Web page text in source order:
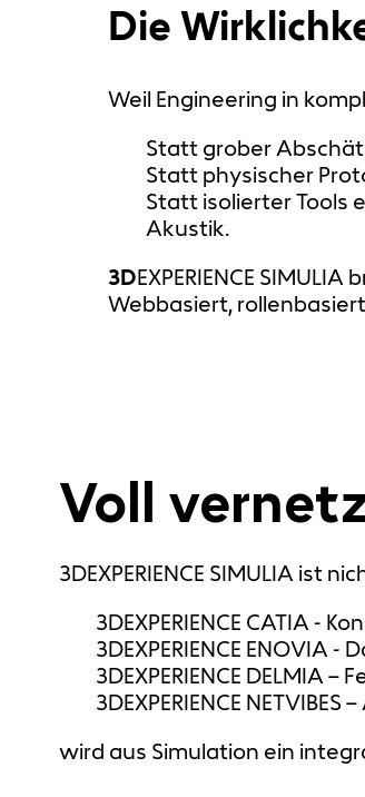
Die
Weil Engineering in
Statt grober
Statt physischer
Statt isolierter Tools
Akustik.
3DEXPERIENCE
Webbasiert,
Voll
3DEXPERIENCE SIMULIA ist
3DEXPERIENCE CATIA -
3DEXPERIENCE ENOVIA
3DEXPERIENCE DELMIA –
3DEXPERIENCE NETVIBES
wird aus Simulation ein